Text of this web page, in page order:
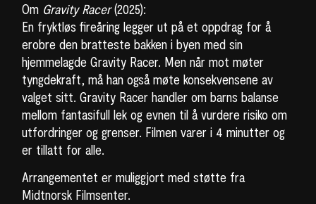
Om Gravity Racer(2025):
En fryktløs fireåring legger ut på et oppdrag for å
erobre den bratteste bakken i byen med sin
hjemmelagde Gravity Racer. Men når mot møter
tyngdekraft, må han også møte konsekvensene av
valget sitt. Gravity Racer handler om barns balanse
mellom fantasifull lek og evnen til å vurdere risiko om
utfordringer og grenser. Filmen varer i 4 minutter og
er tillatt for alle.
Arrangementet er muliggjort med støtte fra
Midtnorsk Filmsenter.